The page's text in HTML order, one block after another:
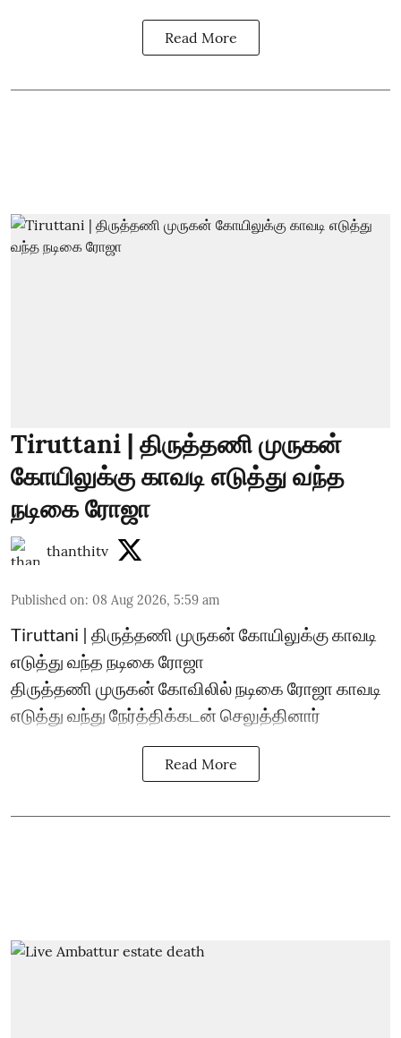
Read More
Tiruttani | திருத்தணி முருகன்
கோயிலுக்கு காவடி எடுத்து வந்த
நடிகை ரோஜா
thanthitv
Published on: 08 Aug 2026, 5:59 am
Tiruttani | திருத்தணி முருகன் கோயிலுக்கு காவடி
எடுத்து வந்த நடிகை ரோஜா
திருத்தணி முருகன் கோவிலில் நடிகை ரோஜா காவடி
எடுத்து வந்து நேர்த்திக்கடன் செலுத்தினார்
Read More